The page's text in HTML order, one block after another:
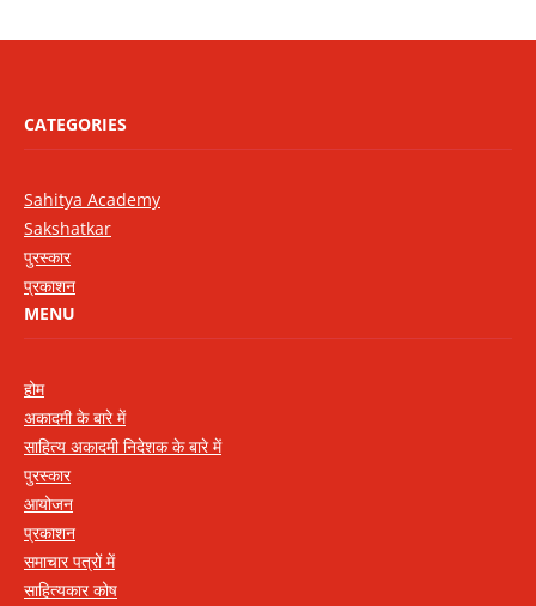
CATEGORIES
Sahitya Academy
Sakshatkar
पुरस्कार
प्रकाशन
MENU
होम
अकादमी के बारे में
साहित्य अकादमी निदेशक के बारे में
पुरस्कार
आयोजन
प्रकाशन
समाचार पत्रों में
साहित्यकार कोष